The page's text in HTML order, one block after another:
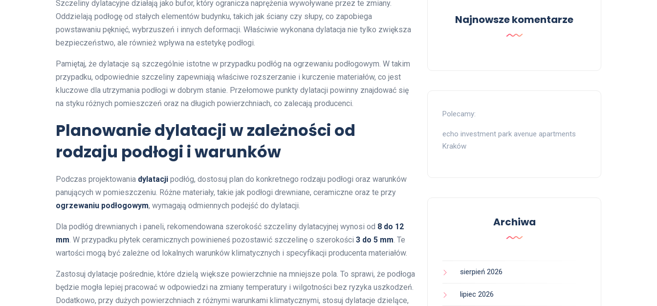
Szczeliny dylatacyjne działają jako bufor, który ogranicza naprężenia wywoływane przez te zmiany.
Oddzielają podłogę od stałych elementów budynku, takich jak ściany czy słupy, co zapobiega
powstawaniu pęknięć, wybrzuszeń i innych deformacji. Właściwie wykonana dylatacja nie tylko zwiększa
bezpieczeństwo, ale również wpływa na estetykę podłogi.
Pamiętaj, że dylatacje są szczególnie istotne w przypadku podłóg na ogrzewaniu podłogowym. W takim
przypadku, odpowiednie szczeliny zapewniają właściwe rozszerzanie i kurczenie materiałów, co jest
kluczowe dla utrzymania podłogi w dobrym stanie. Przełomowe punkty dylatacji powinny znajdować się
na styku różnych pomieszczeń oraz na długich powierzchniach, co zalecają producenci.
Planowanie dylatacji w zależności od
rodzaju podłogi i warunków
Podczas projektowania dylatacji podłóg, dostosuj plan do konkretnego rodzaju podłogi oraz warunków
panujących w pomieszczeniu. Różne materiały, takie jak podłogi drewniane, ceramiczne oraz te przy
ogrzewaniu podłogowym, wymagają odmiennych podejść do dylatacji.
Dla podłóg drewnianych i paneli, rekomendowana szerokość szczeliny dylatacyjnej wynosi od 8 do 12
mm. W przypadku płytek ceramicznych powinieneś pozostawić szczelinę o szerokości 3 do 5 mm. Te
wartości mogą być zależne od lokalnych warunków klimatycznych i specyfikacji producenta materiałów.
Zastosuj dylatacje pośrednie, które dzielą większe powierzchnie na mniejsze pola. To sprawi, że podłoga
będzie mogła lepiej pracować w odpowiedzi na zmiany temperatury i wilgotności bez ryzyka uszkodzeń.
Dodatkowo, przy dużych powierzchniach z różnymi warunkami klimatycznymi, stosuj dylatacje dzielące,
Najnowsze komentarze
Polecamy:
echo investment park avenue apartments
Kraków
Archiwa
sierpień 2026
lipiec 2026